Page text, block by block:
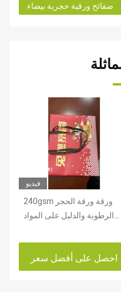
صفائح ورقية حجرية بيضاء
فيديو
240gsm ورقة ورقة الحجر
الرطوبة والدليل على المواد
للدموع
احصل على أفضل سعر